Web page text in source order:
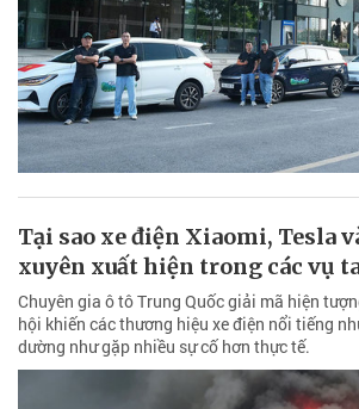
Tại sao xe điện Xiaomi, Tesla
xuyên xuất hiện trong các vụ
Chuyên gia ô tô Trung Quốc giải mã hiện
hội khiến các thương hiệu xe điện nổi tiếng
dường như gặp nhiều sự cố hơn thực tế.